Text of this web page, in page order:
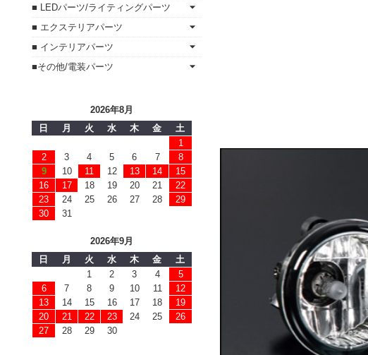
■ LEDパーツ/ライティングパーツ
■ エクステリアパーツ
■ インテリアパーツ
■その他/電装パーツ
2026年8月
日
月 火 水 木 金
土
1
2
3 4 5 6 7
8
9
10 11 12 13 14
15
16
17 18 19 20 21
22
23
24 25 26 27 28
29
30
31
2026年9月
日
月 火 水 木 金
土
1
2 3 4
5
6
7 8 9 10 11
12
13
14 15 16 17 18
19
20
21 22 23 24 25
26
27
28 29 30